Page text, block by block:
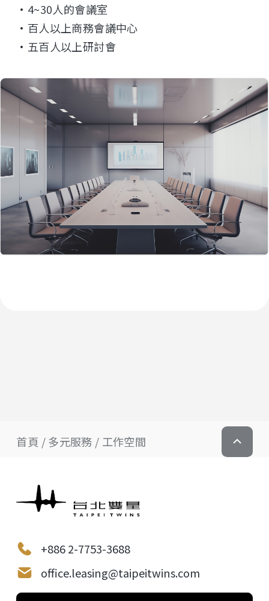
4~30人的會議室
百人以上商務會議中心
五百人以上研討會
首頁 多元服務 工作空間
+886 2-7753-3688
office.leasing@taipeitwins.com